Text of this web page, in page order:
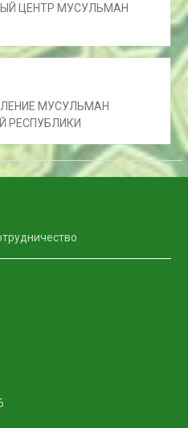
ЦЕНТР МУСУЛЬМАН
МУСУЛЬМАН
РЕСПУБЛИКИ